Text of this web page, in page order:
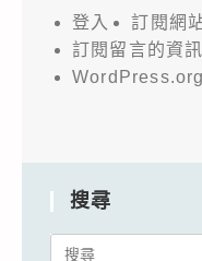
登入
訂閱網
訂閱留言的資
搜尋
Search